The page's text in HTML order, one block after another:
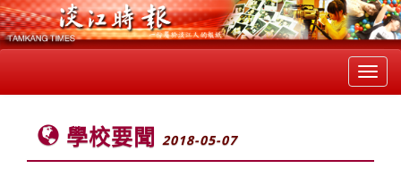
學校要聞 2018-05-07